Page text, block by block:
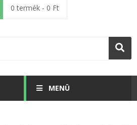
0 termék - 0 Ft
MENÜ